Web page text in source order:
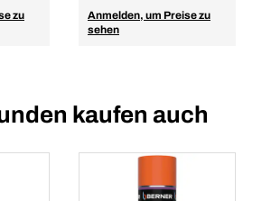
zu
Anmelden, um Preise zu
sehen
kaufen auch